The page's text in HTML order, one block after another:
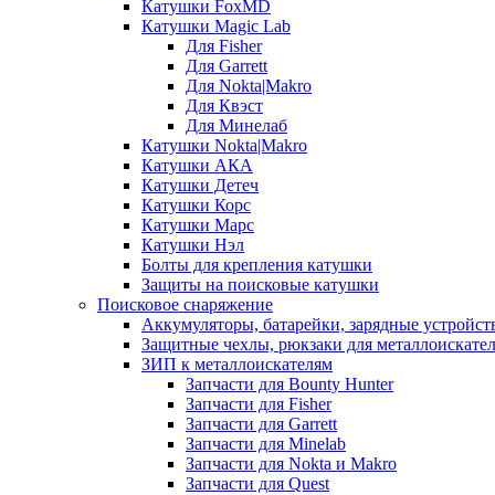
Катушки FoxMD
Катушки Magic Lab
Для Fisher
Для Garrett
Для Nokta|Makro
Для Квэст
Для Минелаб
Катушки Nokta|Makro
Катушки АКА
Катушки Детеч
Катушки Корс
Катушки Марс
Катушки Нэл
Болты для крепления катушки
Защиты на поисковые катушки
Поисковое снаряжение
Аккумуляторы, батарейки, зарядные
Защитные чехлы, рюкзаки для
ЗИП к металлоискателям
Запчасти для Bounty Hunter
Запчасти для Fisher
Запчасти для Garrett
Запчасти для Minelab
Запчасти для Nokta и Makro
Запчасти для Quest